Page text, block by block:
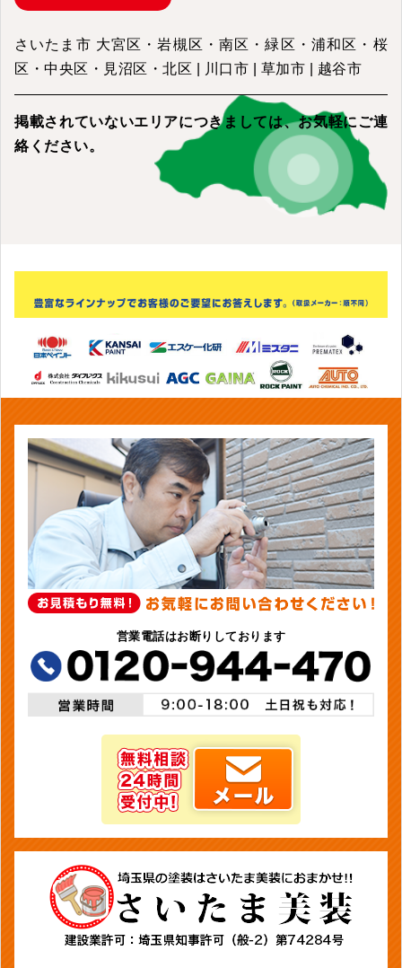
さいたま市 大宮区・岩槻区・南区・緑区・浦和区・桜
区・中央区・見沼区・北区 | 川口市 | 草加市 | 越谷市
掲載されていないエリアにつきましては、お気軽にご連
絡ください。
営業電話はお断りしております